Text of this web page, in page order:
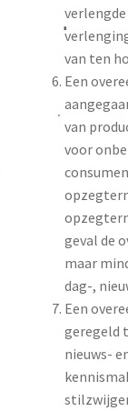
van ten
Een
van
voor
geval de
maar
dag-,
Een
geregeld
nieuws-